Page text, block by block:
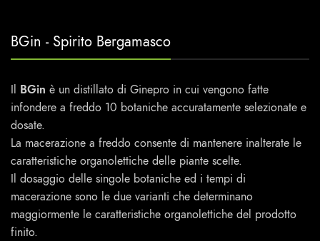
BGin - Spirito Bergamasco
Il BGin è un distillato di Ginepro in cui vengono fatte
infondere a freddo 10 botaniche accuratamente selezionate e
dosate.
La macerazione a freddo consente di mantenere inalterate le
caratteristiche organolettiche delle piante scelte.
Il dosaggio delle singole botaniche ed i tempi di
macerazione sono le due varianti che determinano
maggiormente le caratteristiche organolettiche del prodotto
finito.